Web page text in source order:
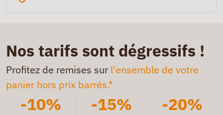
Nos tarifs sont dégressifs !
Profitez de remises sur l'ensemble de votre
panier hors prix barrés.*
-10% -15% -20%